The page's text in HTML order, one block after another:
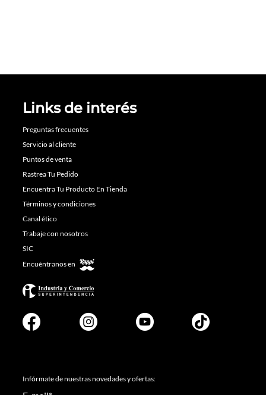
Links de interés
Preguntas frecuentes
Servicio al cliente
Puntos de venta
Rastrea Tu Pedido
Encuentra Tu Producto En Tienda
Términos y condiciones
Canal ético
Trabaje con nosotros
SIC
Encuéntranos en
Infórmate de nuestras novedades y ofertas: